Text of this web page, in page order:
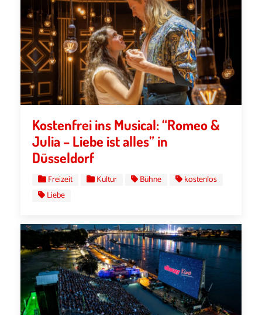
Kostenfrei ins Musical: “Romeo &
Julia – Liebe ist alles” in
Düsseldorf
Freizeit Kultur Bühne
kostenlos
Liebe